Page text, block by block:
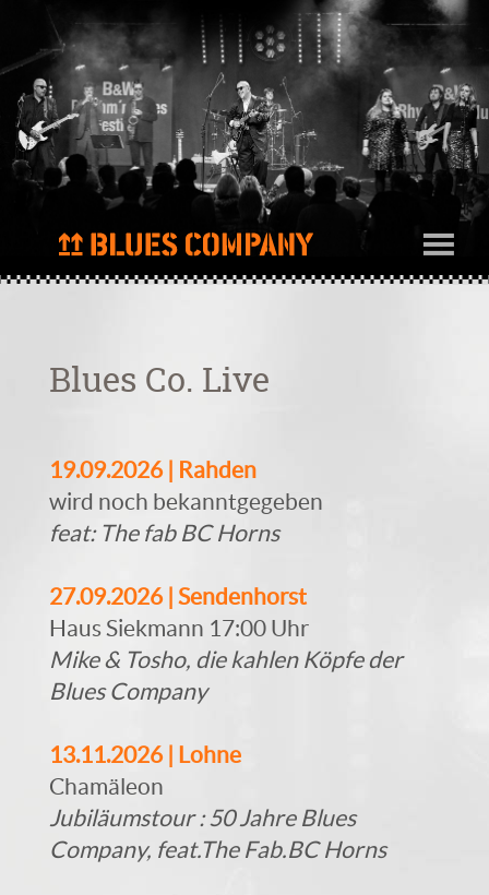
Blues Co. Live
19.09.2026 | Rahden
wird noch bekanntgegeben
feat: The fab BC Horns
27.09.2026 | Sendenhorst
Haus Siekmann 17:00 Uhr
Mike & Tosho, die kahlen Köpfe der
Blues Company
13.11.2026 | Lohne
Chamäleon
Jubiläumstour : 50 Jahre Blues
Company, feat.The Fab.BC Horns